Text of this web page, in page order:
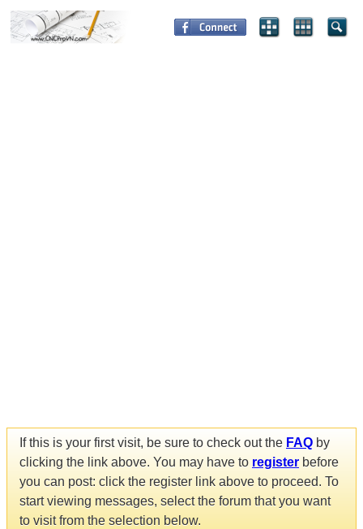
If this is your first visit, be sure to check out the FAQ by
clicking the link above. You may have to register before
you can post: click the register link above to proceed. To
start viewing messages, select the forum that you want
to visit from the selection below.